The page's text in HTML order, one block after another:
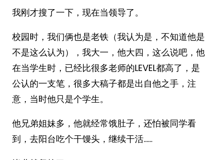
我刚才搜了一下，现在当领导了。
校园时，我们俩也是老铁（我认为是，不知道他是
不是这么认为），我大一，他大四，这么说吧，他
在当学生时，已经比很多老师的LEVEL都高了，是
公认的一支笔，很多大稿子都是出自他之手，注
意，当时他只是个学生。
他兄弟姐妹多，他就经常饿肚子，还怕被同学看
到，去阳台吃个干馒头，继续干活……